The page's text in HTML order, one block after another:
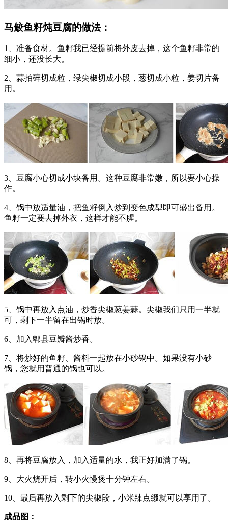
马鲛鱼籽炖豆腐的做法：
1、准备食材。鱼籽我已经提前将外皮去掉，这个鱼籽非常的
细小，还没长大。
2、蒜拍碎切成粒，绿尖椒切成小段，葱切成小粒，姜切片备
用。
3、豆腐小心切成小块备用。这种豆腐非常嫩，所以要小心操
作。
4、锅中放适量油，把鱼籽倒入炒到变色成型即可盛出备用。
鱼籽一定要去掉外衣，这样才能不腥。
5、锅中再放入点油，炒香尖椒葱姜蒜。尖椒我们只用一半就
可，剩下一半留在出锅时放。
6、加入郫县豆瓣酱炒香。
7、将炒好的鱼籽、酱料一起放在小砂锅中。如果没有小砂
锅，您就用普通的锅也可以。
8、再将豆腐放入，加入适量的水，我正好加满了锅。
9、大火烧开后，转小火慢煲十分钟左右。
10、最后再放入剩下的尖椒段，小米辣点缀就可以享用了。
成品图：